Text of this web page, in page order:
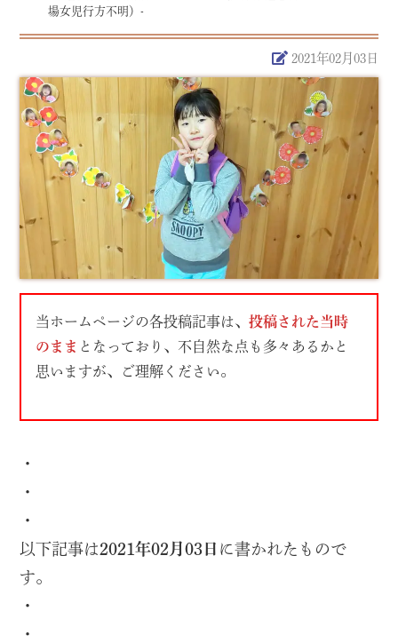
場女児行方不明）-
2021年02月03日
当ホームページの各投稿記事は、投稿された当時
のまま となっており、不自然な点も多々あるかと
思いますが、ご理解ください。
・
・
・
以下記事は2021年02月03日 に書かれたもので
す。
・
・